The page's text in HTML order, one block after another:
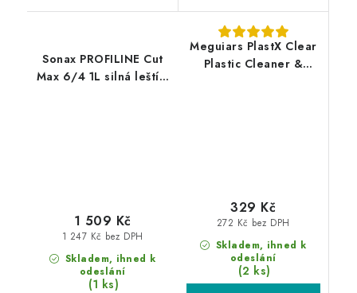
Sonax PROFILINE Cut
Max 6/4 1L silná leštící
Skladem, ihned k
odeslání
(1 ks)
1 247 Kč bez DPH
1 509 Kč
Meguiars PlastX Clear
Plastic Cleaner &
Skladem, ihned k
odeslání
(2 ks)
272 Kč bez DPH
329 Kč